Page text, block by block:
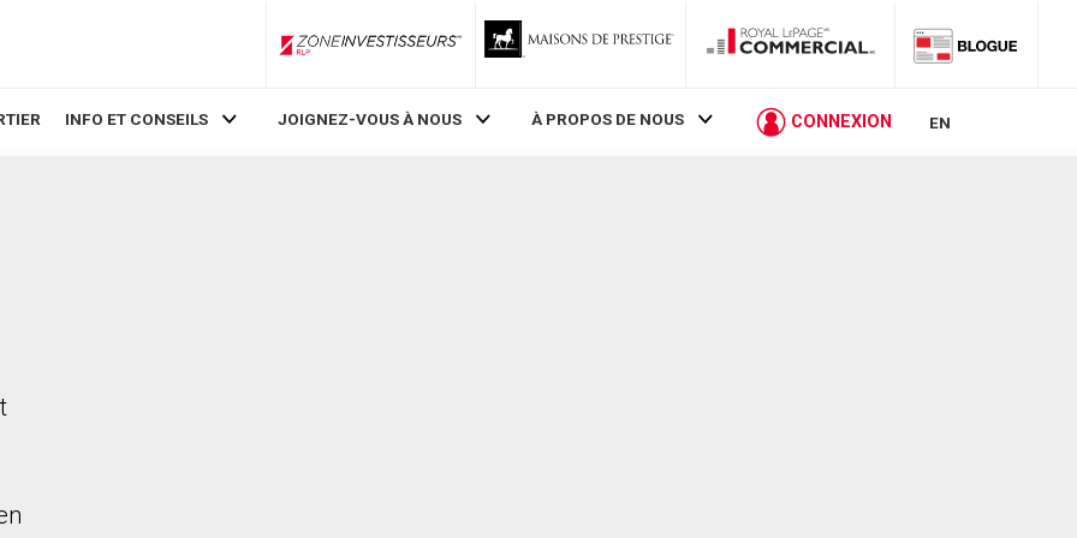
ZoneInvestisseurs RLP
INFO ET CONSEILS JOIGNEZ-VOUS À NOUS À PROPOS DE NOUS CONNEXION EN